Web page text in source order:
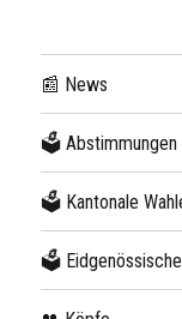
📰 News
🗳 Abstimmungen
🗳 Kantonale
🗳 Eidgenössische